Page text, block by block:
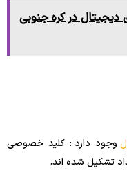
دیجیتال در کره جنوبی
وجود دارد : کلید خصوصی
تشکیل شده اند.